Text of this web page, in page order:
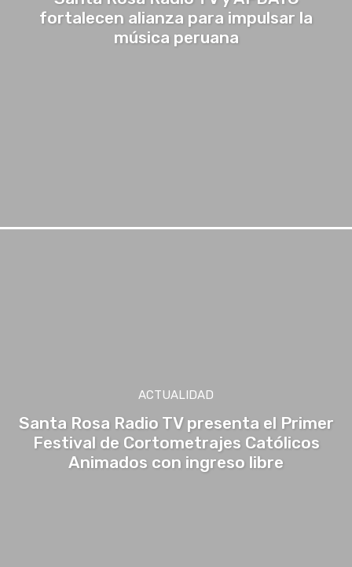
fortalecen alianza para impulsar la
música peruana
ACTUALIDAD
Santa Rosa Radio TV presenta el Primer
Festival de Cortometrajes Católicos
Animados con ingreso libre